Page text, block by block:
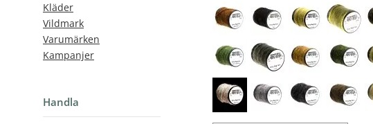
Kläder
Vildmark
Varumärken
Kampanjer
Handla